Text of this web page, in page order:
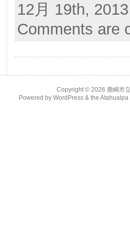
12月 19th,
Comments are
Copyright © 2026 鹿嶋市
Powered by WordPress& the Atahualpa